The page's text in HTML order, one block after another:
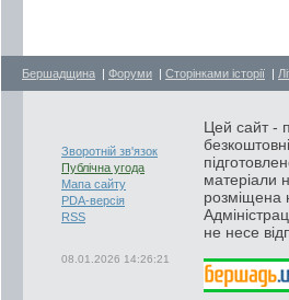
Бершадщина | Форуми | Сторінками історії |
Зворотній зв'язок
Публічна угода
Мапа сайту
PDA-версія
RSS
08.01.2026 14:26:21
Цей сайт -
матеріали
розміщена
не несе